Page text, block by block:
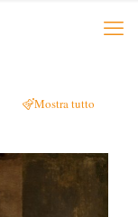
Mostra tutto